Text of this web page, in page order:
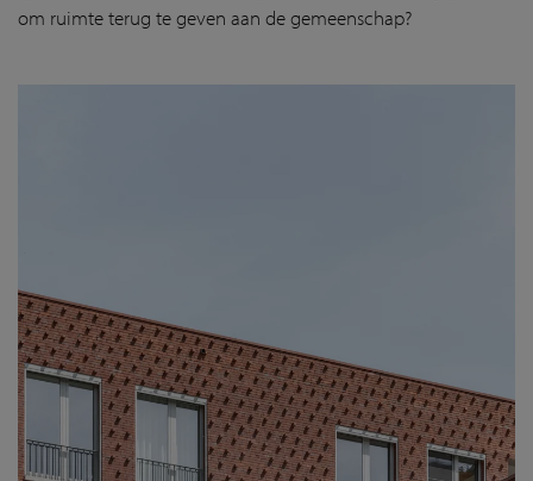
om ruimte terug te geven aan de gemeenschap?